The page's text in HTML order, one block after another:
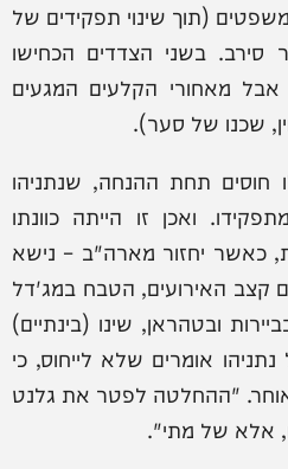
(תוך שינוי תפקידים של
בשני הצדדים הכחישו
מאחורי הקלעים המגעים
שכנו של סער).
חוסים תחת ההנחה, שנתניהו
ואכן זו הייתה כוונתו
כאשר יחזור מארה"ב – נישא
קצב האירועים, הטבח במג'דל
ובטהראן, שינו (בינתיים)
אומרים שלא לייחוס, כי
"ההחלטה לפטר את גלנט
אלא של מתי".